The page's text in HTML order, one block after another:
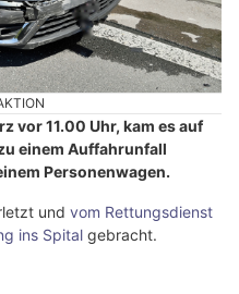
vor 11.00 Uhr, kam es auf
einem Auffahrunfall
Personenwagen.
und vom Rettungsdienst
ins Spital gebracht.